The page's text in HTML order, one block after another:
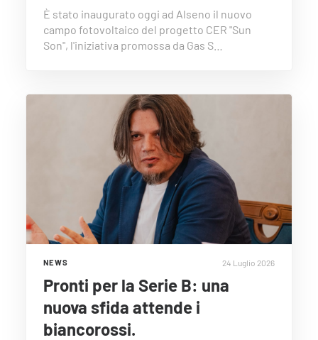
È stato inaugurato oggi ad Alseno il nuovo
campo fotovoltaico del progetto CER "Sun
Son", l'iniziativa promossa da Gas S…
NEWS 24 Luglio 2026
Pronti per la Serie B: una
nuova sfida attende i
biancorossi.